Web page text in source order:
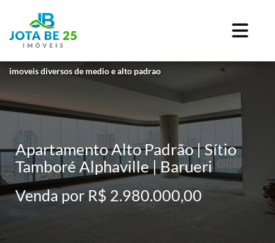
imoveis diversos de medio e alto padrao
Apartamento Alto Padrão | Sítio
Tamboré Alphaville | Barueri
Venda por R$ 2.980.000,00